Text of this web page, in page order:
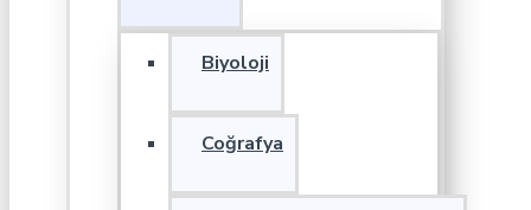
Biyoloji
Coğrafya